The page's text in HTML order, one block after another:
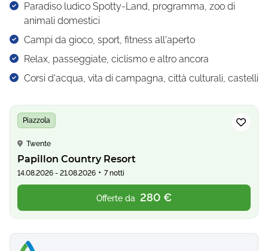
Paradiso ludico Spotty-Land, programma, zoo di
animali domestici
Campi da gioco, sport, fitness all'aperto
Relax, passeggiate, ciclismo e altro ancora
Corsi d'acqua, vita di campagna, città culturali, castelli
Piazzola
Twente
Papillon Country Resort
14.08.2026 - 21.08.2026 • 7 notti
Offerte da 280 €